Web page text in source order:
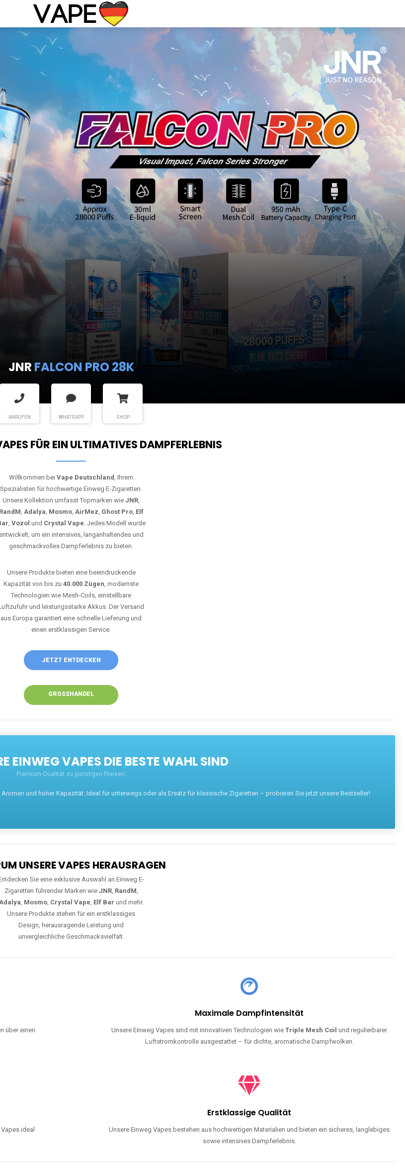
JNR FALCON PRO 28K
ANRUFEN WHATSAPP SHOP
FÜR EIN ULTIMATIVES DAMPFERLEBNIS
Willkommen bei Vape Deutschland, Ihrem
Spezialisten für hochwertige Einweg E-Zigaretten.
Unsere Kollektion umfasst Topmarken wie JNR,
RandM, Adalya, Mosmo, AirMez, Ghost Pro, Elf
, Vozol und Crystal Vape. Jedes Modell wurde
entwickelt, um ein intensives, langanhaltendes und
geschmackvolles Dampferlebnis zu bieten.
Unsere Produkte bieten eine beeindruckende
Kapazität von bis zu 40.000 Zügen, modernste
Technologien wie Mesh-Coils, einstellbare
und leistungsstarke Akkus. Der Versand
aus Europa garantiert eine schnelle Lieferung und
einen erstklassigen Service.
JETZT ENTDECKEN
GROSSHANDEL
EINWEG VAPES DIE BESTE WAHL SIND
Premium-Qualität zu günstigen Preisen.
und hoher Kapazität. Ideal für unterwegs oder als Ersatz für klassische Zigaretten – probieren Sie jetzt unsere Bestseller!
UNSERE VAPES HERAUSRAGEN
Sie eine exklusive Auswahl an Einweg E-
Zigaretten führender Marken wie JNR, RandM,
, Mosmo, Crystal Vape, Elf Bar und mehr.
Unsere Produkte stehen für ein erstklassiges
Design, herausragende Leistung und
unvergleichliche Geschmacksvielfalt.
über einen
Maximale Dampfintensität
Unsere Einweg Vapes sind mit innovativen Technologien wieTriple Mesh Coil und regulierbarer
Luftstromkontrolle ausgestattet – für dichte, aromatische Dampfwolken.
ideal
Erstklassige Qualität
Unsere Einweg Vapes bestehen aus hochwertigen Materialien und bieten ein sicheres, langlebiges
sowie intensives Dampferlebnis.